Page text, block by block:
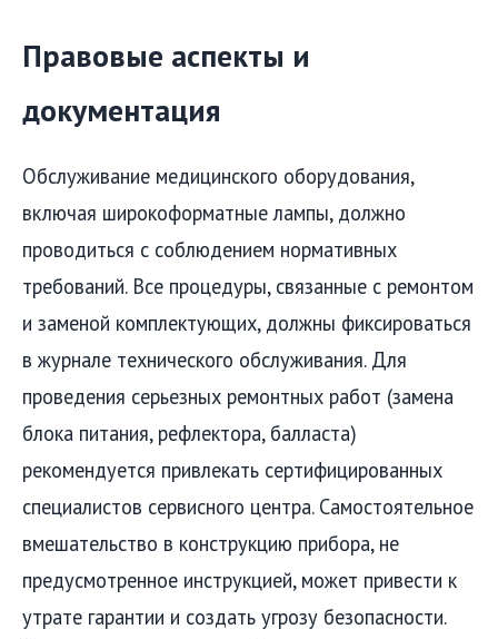
Правовые аспекты и
документация
Обслуживание медицинского оборудования,
включая широкоформатные лампы, должно
проводиться с соблюдением нормативных
требований. Все процедуры, связанные с ремонтом
и заменой комплектующих, должны фиксироваться
в журнале технического обслуживания. Для
проведения серьезных ремонтных работ (замена
блока питания, рефлектора, балласта)
рекомендуется привлекать сертифицированных
специалистов сервисного центра. Самостоятельное
вмешательство в конструкцию прибора, не
предусмотренное инструкцией, может привести к
утрате гарантии и создать угрозу безопасности.